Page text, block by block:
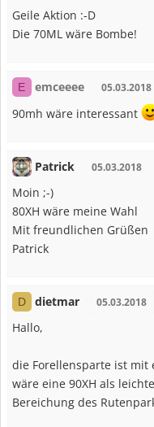
Geile Aktion :-D
Die 70ML wäre Bombe!
E emceeee 05.03.2018
90mh wäre interessant
Patrick 05.03.2018
Moin ;-)
80XH wäre meine Wahl
Mit freundlichen Grüßen
Patrick
D dietmar 05.03.2018
Hallo,
die Forellensparte ist mit
wäre eine 90XH als
Bereichung des